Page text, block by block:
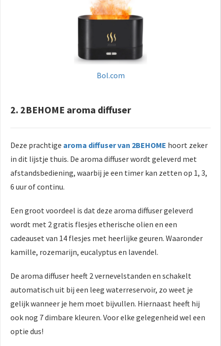
Bol.com
2. 2BEHOME aroma diffuser
Deze prachtige aroma diffuser van 2BEHOME hoort zeker
in dit lijstje thuis. De aroma diffuser wordt geleverd met
afstandsbediening, waarbij je een timer kan zetten op 1, 3,
6 uur of continu.
Een groot voordeel is dat deze aroma diffuser geleverd
wordt met 2 gratis flesjes etherische olien en een
cadeauset van 14 flesjes met heerlijke geuren. Waaronder
kamille, rozemarijn, eucalyptus en lavendel.
De aroma diffuser heeft 2 vernevelstanden en schakelt
automatisch uit bij een leeg waterreservoir, zo weet je
gelijk wanneer je hem moet bijvullen. Hiernaast heeft hij
ook nog 7 dimbare kleuren. Voor elke gelegenheid wel een
optie dus!